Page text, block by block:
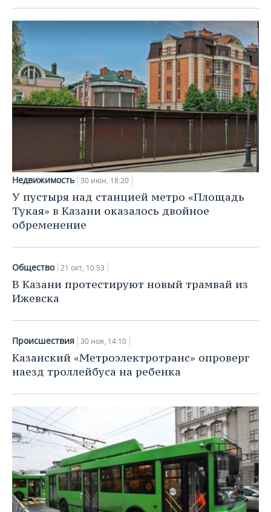
Недвижимость 30 июн, 18:20
У пустыря над станцией метро «Площадь
Тукая» в Казани оказалось двойное
обременение
Общество 21 окт, 10:53
В Казани протестируют новый трамвай из
Ижевска
Происшествия 30 ноя, 14:10
Казанский «Метроэлектротранс» опроверг
наезд троллейбуса на ребенка